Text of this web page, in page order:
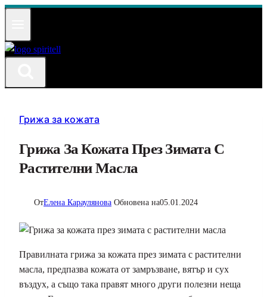
Към
Грижа за кожата
Грижа За Кожата През Зимата С
Растителни Масла
ОтЕлена Караулянова Обновена на05.01.2024
Правилната грижа за кожата през зимата с растителни
масла, предпазва кожата от замръзване, вятър и сух
въздух, а също така правят много други полезни неща